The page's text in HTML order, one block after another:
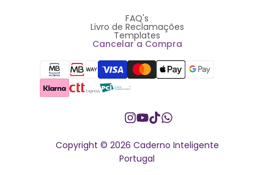
FAQ's
Livro de Reclamações
Templates
Cancelar a Compra
Instagram
YouTube
TikTokWhatsapp
Copyright © 2026 Caderno Inteligente
Portugal